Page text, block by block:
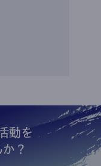
動を
？